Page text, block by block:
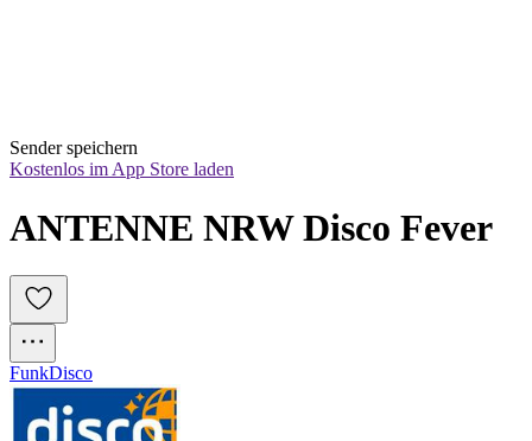
Sender speichern
Kostenlos im App Store laden
ANTENNE NRW Disco Fever
FunkDisco